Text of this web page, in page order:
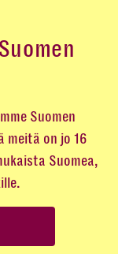
Suomen
meitä on jo 16
Suomea,